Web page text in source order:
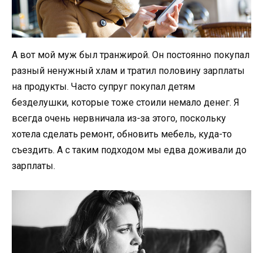
А вот мой муж был транжирой. Он постоянно покупал
разный ненужный хлам и тратил половину зарплаты
на продукты. Часто супруг покупал детям
безделушки, которые тоже стоили немало денег. Я
всегда очень нервничала из-за этого, поскольку
хотела сделать ремонт, обновить мебель, куда-то
съездить. А с таким подходом мы едва доживали до
зарплаты.